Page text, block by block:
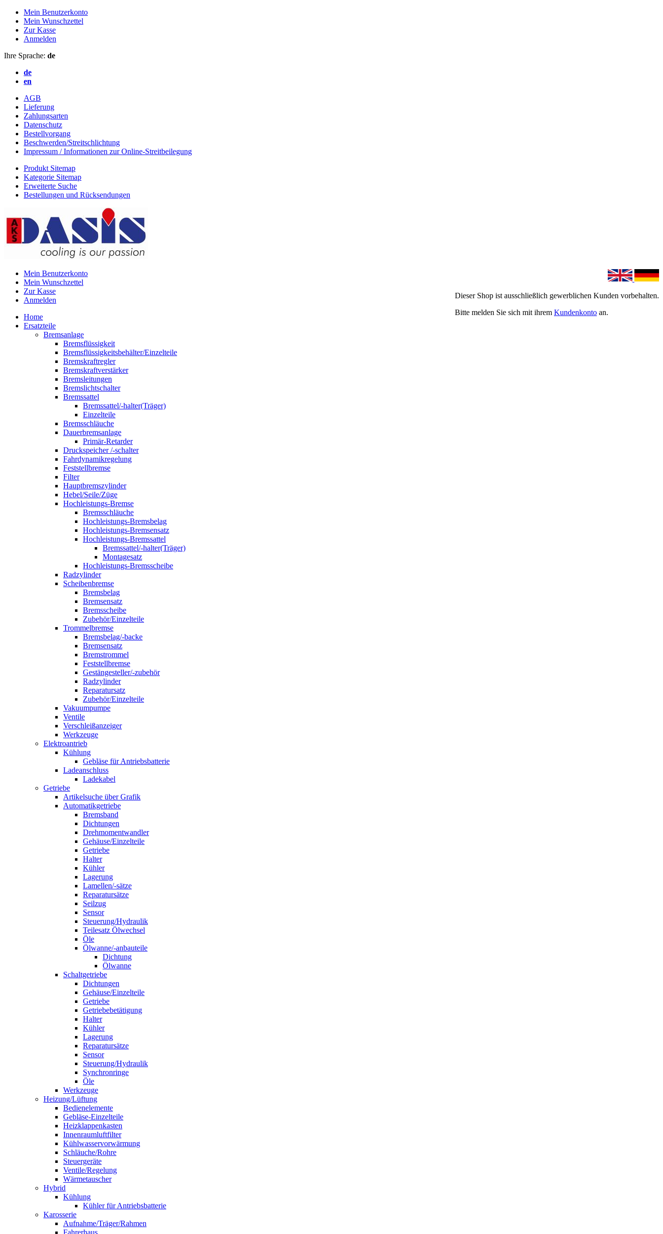
Mein Benutzerkonto
Mein Wunschzettel
Zur Kasse
Anmelden
Ihre Sprache: de
de
en
AGB
Lieferung
Zahlungsarten
Datenschutz
Bestellvorgang
Beschwerden/Streitschlichtung
Impressum / Informationen zur Online-Streitbeilegung
Produkt Sitemap
Kategorie Sitemap
Erweiterte Suche
Bestellungen und Rücksendungen
Dieser Shop ist ausschließlich gewerblichen Kunden vorbehalten.
Bitte melden Sie sich mit ihrem Kundenkonto an.
Mein Benutzerkonto
Mein Wunschzettel
Zur Kasse
Anmelden
Home
Ersatzteile
Bremsanlage
Bremsflüssigkeit
Bremsflüssigkeitsbehälter/Einzelteile
Bremskraftregler
Bremskraftverstärker
Bremsleitungen
Bremslichtschalter
Bremssattel
Bremssattel/-halter(Träger)
Einzelteile
Bremsschläuche
Dauerbremsanlage
Primär-Retarder
Druckspeicher /-schalter
Fahrdynamikregelung
Feststellbremse
Filter
Hauptbremszylinder
Hebel/Seile/Züge
Hochleistungs-Bremse
Bremsschläuche
Hochleistungs-Bremsbelag
Hochleistungs-Bremsensatz
Hochleistungs-Bremssattel
Bremssattel/-halter(Träger)
Montagesatz
Hochleistungs-Bremsscheibe
Radzylinder
Scheibenbremse
Bremsbelag
Bremsensatz
Bremsscheibe
Zubehör/Einzelteile
Trommelbremse
Bremsbelag/-backe
Bremsensatz
Bremstrommel
Feststellbremse
Gestängesteller/-zubehör
Radzylinder
Reparatursatz
Zubehör/Einzelteile
Vakuumpumpe
Ventile
Verschleißanzeiger
Werkzeuge
Elektroantrieb
Kühlung
Gebläse für Antriebsbatterie
Ladeanschluss
Ladekabel
Getriebe
Artikelsuche über Grafik
Automatikgetriebe
Bremsband
Dichtungen
Drehmomentwandler
Gehäuse/Einzelteile
Getriebe
Halter
Kühler
Lagerung
Lamellen/-sätze
Reparatursätze
Seilzug
Sensor
Steuerung/Hydraulik
Teilesatz Ölwechsel
Öle
Ölwanne/-anbauteile
Dichtung
Ölwanne
Schaltgetriebe
Dichtungen
Gehäuse/Einzelteile
Getriebe
Getriebebetätigung
Halter
Kühler
Lagerung
Reparatursätze
Sensor
Steuerung/Hydraulik
Synchronringe
Öle
Werkzeuge
Heizung/Lüftung
Bedienelemente
Gebläse-Einzelteile
Heizklappenkasten
Innenraumluftfilter
Kühlwasservorwärmung
Schläuche/Rohre
Steuergeräte
Ventile/Regelung
Wärmetauscher
Hybrid
Kühlung
Kühler für Antriebsbatterie
Karosserie
Aufnahme/Träger/Rahmen
Fahrerhaus